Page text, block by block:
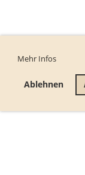
Mehr Infos
Ablehnen